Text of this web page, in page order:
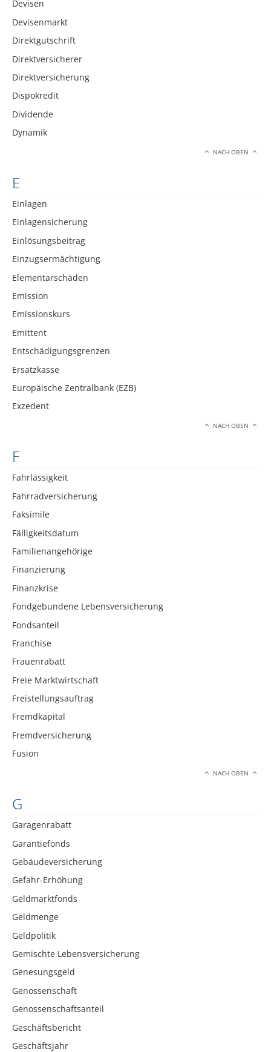
Devisen
Devisenmarkt
Direktgutschrift
Direktversicherer
Direktversicherung
Dispokredit
Dividende
Dynamik
NACH OBEN
E
Einlagen
Einlagensicherung
Einlösungsbeitrag
Einzugsermächtigung
Elementarschäden
Emission
Emissionskurs
Emittent
Entschädigungsgrenzen
Ersatzkasse
Europäische Zentralbank (EZB)
Exzedent
NACH OBEN
F
Fahrlässigkeit
Fahrradversicherung
Faksimile
Fälligkeitsdatum
Familienangehörige
Finanzierung
Finanzkrise
Fondgebundene Lebensversicherung
Fondsanteil
Franchise
Frauenrabatt
Freie Marktwirtschaft
Freistellungsauftrag
Fremdkapital
Fremdversicherung
Fusion
NACH OBEN
G
Garagenrabatt
Garantiefonds
Gebäudeversicherung
Gefahr-Erhöhung
Geldmarktfonds
Geldmenge
Geldpolitik
Gemischte Lebensversicherung
Genesungsgeld
Genossenschaft
Genossenschaftsanteil
Geschäftsbericht
Geschäftsjahr